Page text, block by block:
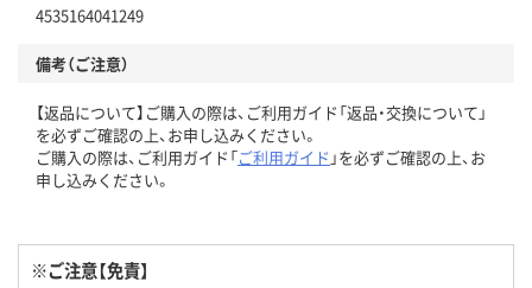
4535164041249
備考（ご注意）
【返品について】ご購入の際は、ご利用ガイド「返品・交換について」
を必ずご確認の上、お申し込みください。
ご購入の際は、ご利用ガイド「ご利用ガイド 」を必ずご確認の上、お
申し込みください。
※ご注意【免責】